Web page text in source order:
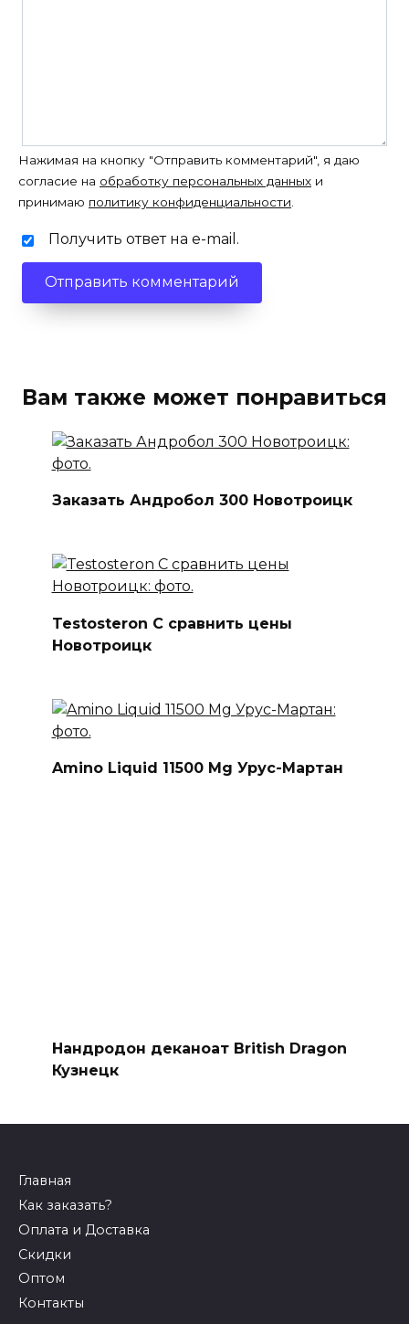
Нажимая на кнопку "Отправить комментарий", я даю
согласие на обработку персональных данных и
принимаю политику конфиденциальности
Получить ответ на e-mail.
Вам также может понравиться
Заказать Андробол 300 Новотроицк
Testosteron C сравнить цены
Новотроицк
Amino Liquid 11500 Mg Урус-Мартан
Нандродон деканоат British Dragon
Кузнецк
Главная
Как заказать?
Оплата и Доставка
Скидки
Оптом
Контакты